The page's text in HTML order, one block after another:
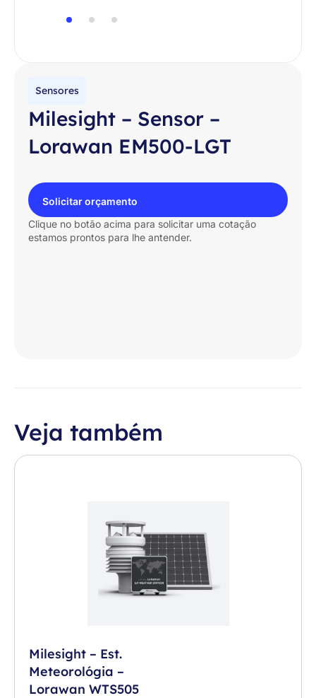
Sensores
Milesight – Sensor –
Lorawan EM500-LGT
Solicitar orçamento
Clique no botão acima para solicitar uma cotação
estamos prontos para lhe antender.
Veja também
Milesight – Est.
Meteorológia –
Lorawan WTS505